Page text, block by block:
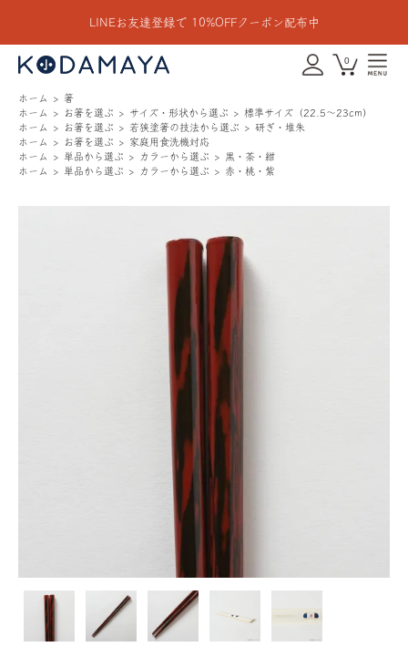
LINEお友達登録で 10%OFFクーポン配布中
0
ホーム
箸
ホーム
お箸を選ぶ サイズ・形状から選ぶ
標準サイズ（22.5〜23cm）
ホーム
お箸を選ぶ 若狭塗箸の技法から選ぶ
研ぎ・堆朱
ホーム
お箸を選ぶ
家庭用食洗機対応
ホーム
単品から選ぶ カラーから選ぶ
黒・茶・紺
ホーム
単品から選ぶ カラーから選ぶ 赤・桃・紫